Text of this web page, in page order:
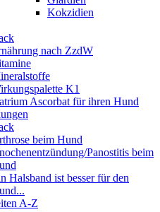
Kokzidien
nach ZzdW
K1
Ascorbat für ihren Hund
beim Hund
Panostitis beim
Halsband ist besser für den
A-Z